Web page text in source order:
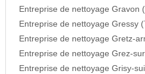
Entreprise de nettoyage Gravon
Entreprise de nettoyage Gressy
Entreprise de nettoyage Gretz-
Entreprise de nettoyage Grez-
Entreprise de nettoyage Grisy-